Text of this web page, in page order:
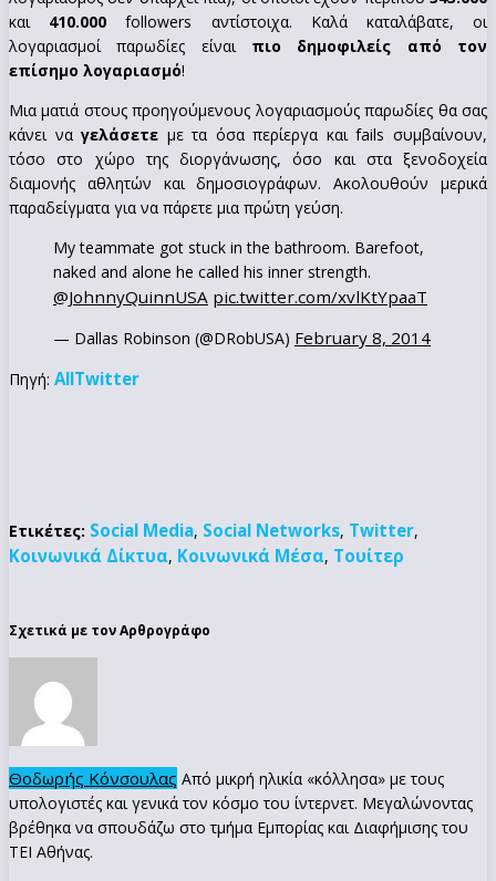
και 410.000 followers αντίστοιχα. Καλά καταλάβατε, οι
λογαριασμοί παρωδίες είναι πιο δημοφιλείς από τον
επίσημο λογαριασμό!
Μια ματιά στους προηγούμενους λογαριασμούς παρωδίες θα σας
κάνει ναγελάσετε με τα όσα περίεργα και fails συμβαίνουν,
τόσο στο χώρο της διοργάνωσης, όσο και στα ξενοδοχεία
διαμονής αθλητών και δημοσιογράφων. Ακολουθούν μερικά
παραδείγματα για να πάρετε μια πρώτη γεύση.
My teammate got stuck in the bathroom. Barefoot,
naked and alone he called his inner strength.
@JohnnyQuinnUSA pic.twitter.com/xvlKtYpaaT
— Dallas Robinson (@DRobUSA) February 8, 2014
Πηγή: AllTwitter
Ετικέτες: Social Media, Social Networks, Twitter,
Κοινωνικά Δίκτυα, Κοινωνικά Μέσα, Τουίτερ
Σχετικά με τον Αρθρογράφο
Θοδωρής Κόνσουλας Από μικρή ηλικία «κόλλησα» με τους
υπολογιστές και γενικά τον κόσμο του ίντερνετ. Μεγαλώνοντας
βρέθηκα να σπουδάζω στο τμήμα Εμπορίας και Διαφήμισης του
ΤΕΙ Αθήνας.